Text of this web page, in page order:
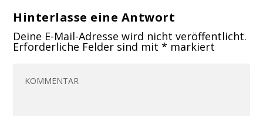
Hinterlasse eine Antwort
Deine E-Mail-Adresse wird nicht veröffentlicht.
Erforderliche Felder sind mit* markiert